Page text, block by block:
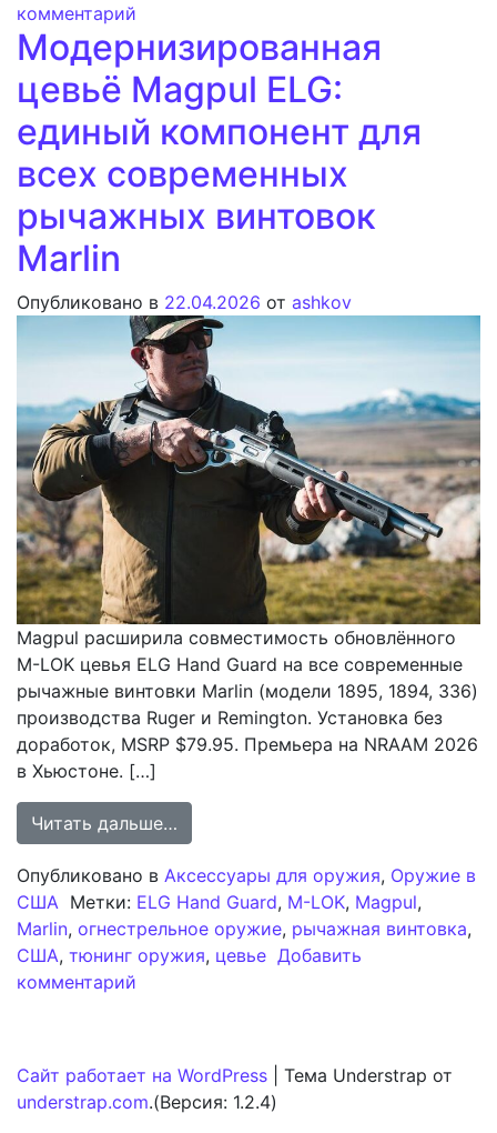
комментарий
Модернизированная
цевьё Magpul ELG:
единый компонент для
всех современных
рычажных винтовок
Marlin
Опубликовано в 22.04.2026 от ashkov
Magpul расширила совместимость обновлённого
M-LOK цевья ELG Hand Guard на все современные
рычажные винтовки Marlin (модели 1895, 1894, 336)
производства Ruger и Remington. Установка без
доработок, MSRP $79.95. Премьера на NRAAM 2026
в Хьюстоне. […]
Читать дальше…
Опубликовано в Аксессуары для оружия, Оружие в
США Метки: ELG Hand Guard, M-LOK, Magpul,
Marlin, огнестрельное оружие, рычажная винтовка,
США, тюнинг оружия, цевье Добавить
комментарий
Сайт работает на WordPress
Тема Understrap от
understrap.com.(Версия: 1.2.4)